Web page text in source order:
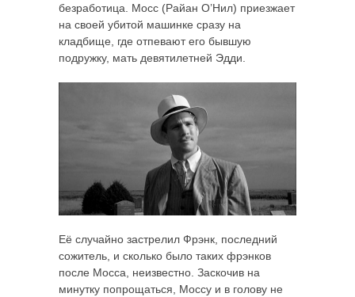
безработица. Мосс (Райан О’Нил) приезжает
на своей убитой машинке сразу на
кладбище, где отпевают его бывшую
подружку, мать девятилетней Эдди.
Её случайно застрелил Фрэнк, последний
сожитель, и сколько было таких фрэнков
после Мосса, неизвестно. Заскочив на
минутку попрощаться, Моссу и в голову не